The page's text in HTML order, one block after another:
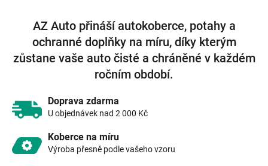
á
d
a
c
í
p
k
ý
AZ Auto přináší autokoberce, potahy a
ochranné doplňky na míru, díky kterým
zůstane vaše auto čisté a chráněné v každém
ročním období.
Doprava zdarma
U objednávek nad 2 000 Kč
Koberce na míru
Výroba přesně podle vašeho vzoru